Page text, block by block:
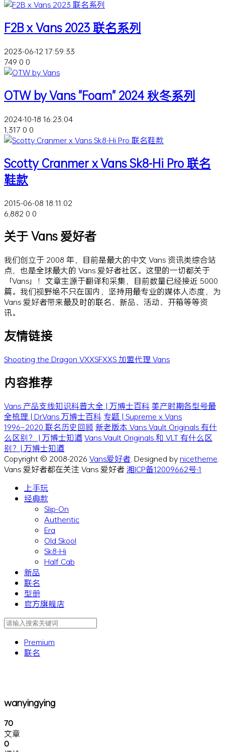
F2B x Vans 2023 联名系列
2023-06-12 17:59:33
749 0 0
OTW by Vans "Foam" 2024 秋冬系列
2024-10-18 16:23:04
1,317 0 0
Scotty Cranmer x Vans Sk8-Hi Pro 联名
鞋款
2015-06-08 18:11:02
6,882 0 0
关于 Vans 爱好者
我们创立于 2008 年，目前是最大的中文 Vans 资讯类综合站
点，也是全球最大的 Vans 爱好者社区。这里的一切都关于
「Vans」！文章主源于翻译和采集，目前数量已经接近 5000
篇。我们视野绝不只在国内，坚持用最专业的媒体人态度，为
Vans 爱好者带来最及时的联名、新品、活动、开箱等等资
讯。
友情链接
Shooting the Dragon VXXSFXXS加盟代理 Vans
内容推荐
Vans 产品支线知识科普大全 | 万博士百科美产时期各型号最
全梳理 | Dr.Vans 万博士百科 专题 | Supreme x Vans
1996~2020 联名历史回顾 新老版本 Vans Vault Originals 有什
么区别？ | 万博士知道Vans Vault Originals 和 VLT 有什么区
别？| 万博士知道
Copyright © 2008-2026 Vans爱好者 . Designed bynicetheme
Vans 爱好者都在关注 Vans 爱好者湘ICP备12009662号-1
上手玩
经典款
Slip-On
Authentic
Era
Old Skool
Sk8-Hi
Half Cab
新品
联名
型册
官方旗舰店
Premium
联名
wanyingying
70
文章
0